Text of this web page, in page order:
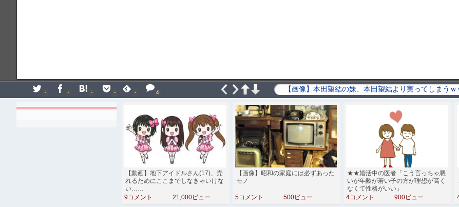
- - - - - 4
【動画】地下アイドルさん(17)、売
れるためにここまでしなきゃいけな
い……
9コメント
21,000ビュー
【画像】昭和の家庭には必ずあった
モノ
5コメント 500ビュー
★★婚活中の医者「こう言っちゃ悪
いが年齢が若い子の方が理想が高く
なくて性格がいい」
4コメント
900ビュー